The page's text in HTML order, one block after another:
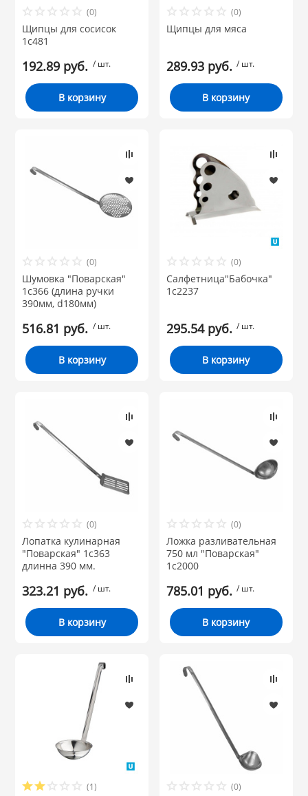
(0)
Щипцы для сосисок
1с481
192.89 руб. / шт.
В корзину
(0)
Щипцы для мяса
289.93 руб. / шт.
В корзину
(0)
Шумовка "Поварская"
1с366 (длина ручки
390мм, d180мм)
516.81 руб. / шт.
В корзину
(0)
Салфетница"Бабочка"
1с2237
295.54 руб. / шт.
В корзину
(0)
Лопатка кулинарная
"Поварская" 1с363
длинна 390 мм.
323.21 руб. / шт.
В корзину
(0)
Ложка разливательная
750 мл "Поварская"
1с2000
785.01 руб. / шт.
В корзину
(1) (0)